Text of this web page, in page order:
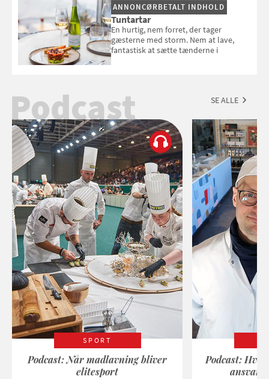
ANNONCØRBETALT INDHOLD
Tuntartar
En hurtig, nem forret, der tager
gæsterne med storm. Nem at lave,
fantastisk at sætte tænderne i
Podcast SE ALLE
SPORT
Podcast: Når madlavning bliver
elitesport
Podcast: